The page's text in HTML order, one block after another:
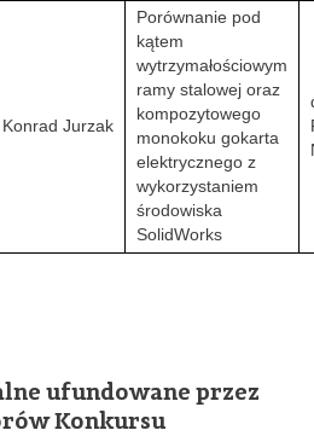
Konrad Jurzak
Porównanie pod
kątem
wytrzymałościowym
ramy stalowej oraz
kompozytowego
monokoku gokarta
elektrycznego z
wykorzystaniem
środowiska
SolidWorks
ufundowane przez
Konkursu